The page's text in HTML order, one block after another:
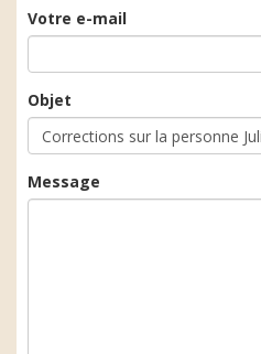
Votre e-mail
Objet
Message